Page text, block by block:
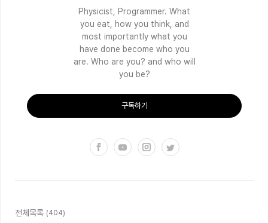
Physicist, Programmer. What
you eat, how you think, and
most importantly what you
have done become who you
are. Who are you? and who will
you be?
구독하기
전체목록 (404)